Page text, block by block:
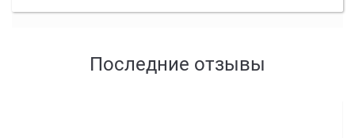
Последние отзывы